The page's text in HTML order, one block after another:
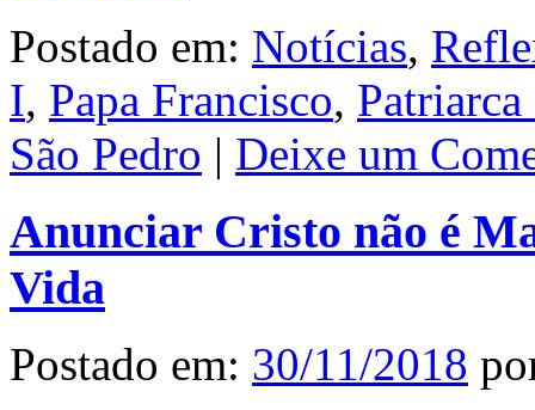
Postado em: Notícias,
I, Papa Francisco,
São Pedro | Deixe um
Anunciar Cristo não é
Vida
Postado em: 30/11/2018